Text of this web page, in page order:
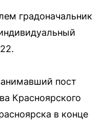
градоначальник
пост
Красноярского
в конце